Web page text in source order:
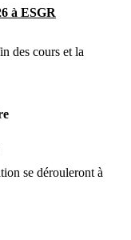
à ESGR
des cours et la
se dérouleront à